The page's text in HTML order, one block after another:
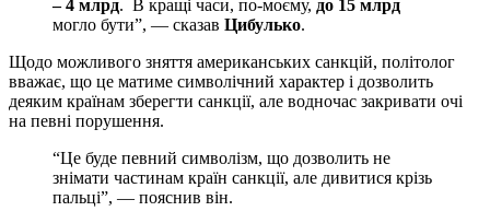
– 4 млрд. В кращі часи, по-моєму, до 15 млрд
могло бути”, — сказав Цибулько.
Щодо можливого зняття американських санкцій, політолог
вважає, що це матиме символічний характер і дозволить
деяким країнам зберегти санкції, але водночас закривати очі
на певні порушення.
“Це буде певний символізм, що дозволить не
знімати частинам країн санкції, але дивитися крізь
пальці”, — пояснив він.